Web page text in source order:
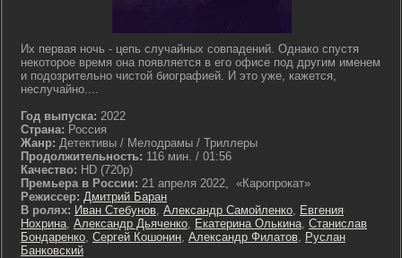
Их первая ночь - цепь случайных совпадений. Однако спустя
некоторое время она появляется в его офисе под другим именем
и подозрительно чистой биографией. И это уже, кажется,
неслучайно....
Год выпуска: 2022
Страна: Россия
Жанр: Детективы / Мелодрамы / Триллеры
Продолжительность: 116 мин. / 01:56
Качество: HD (720p)
Премьера в России: 21 апреля 2022, «Каропрокат»
Режиссер: Дмитрий Баран
В ролях: Иван Стебунов, Александр Самойленко, Евгения
Нохрина, Александр Дьяченко, Екатерина Олькина, Станислав
Бондаренко, Сергей Кошонин, Александр Филатов, Руслан
Банковский